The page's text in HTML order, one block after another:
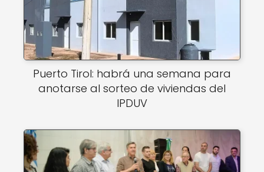
Puerto Tirol: habrá una semana para
anotarse al sorteo de viviendas del
IPDUV